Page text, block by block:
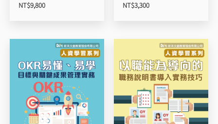
NT$9,800 NT$3,300